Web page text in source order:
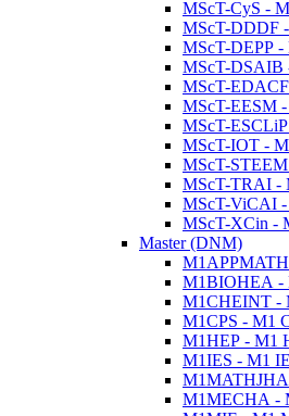
MScT-CyS -
MScT-DDDF
MScT-DEPP -
MScT-DSAIB
MScT-EDACF
MScT-EESM -
MScT-
MScT-IOT -
MScT-STEEM
MScT-TRAI -
MScT-ViCAI -
MScT-XCin -
Master (DNM)
M1APPMATH
M1BIOHEA -
M1CHEINT -
M1CPS - M1
M1HEP - M1
M1IES - M1
M1MECHA -